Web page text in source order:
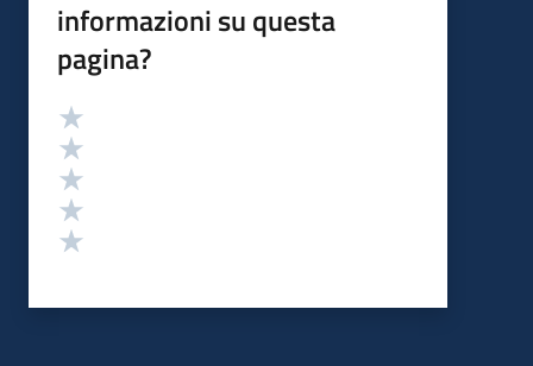
informazioni su questa
pagina?
Valutazione